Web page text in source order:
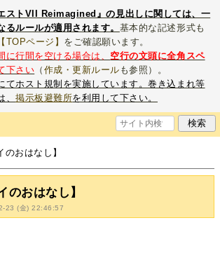
ストVII Reimagined』の見出しに関しては、一
るルールが適用されます。 基本的な記述形式も
【TOPページ】 をご確認願います。
に行間を空ける場合は、 空行の文頭に全角スペ
下さい （ 作成・更新ルール も参照）。
てホスト規制を実施しています。巻き込まれ等
、掲示板避難所を利用して下さい。
おはなし】
のおはなし】
23 (金) 22:46:57